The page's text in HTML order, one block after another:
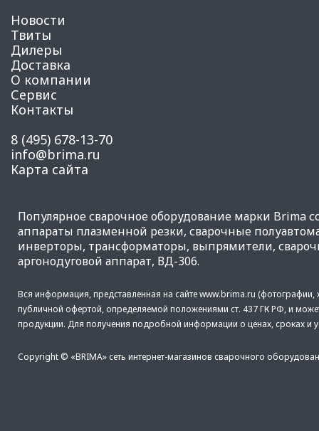
Новости
Твиты
Дилеры
Доставка
О компании
Сервис
Контакты
8 (495) 678-13-70
info@brima.ru
Карта сайта
Популярноесварочное оборудование марки Brima
аппараты плазменной резки, сварочные
инверторы, трансформаторы, выпрямители,
аргонодуговой аппарат, ВД-306.
Вся информация, представленная на сайте www.brima.ru (фотографии,
публичной офертой, определяемой положениями ст. 437 ГК РФ, и
продукции. Для получения подробной информации о ценах, сроках и
Copyright © «BRIMA» сеть интернет-магазинов сварочного